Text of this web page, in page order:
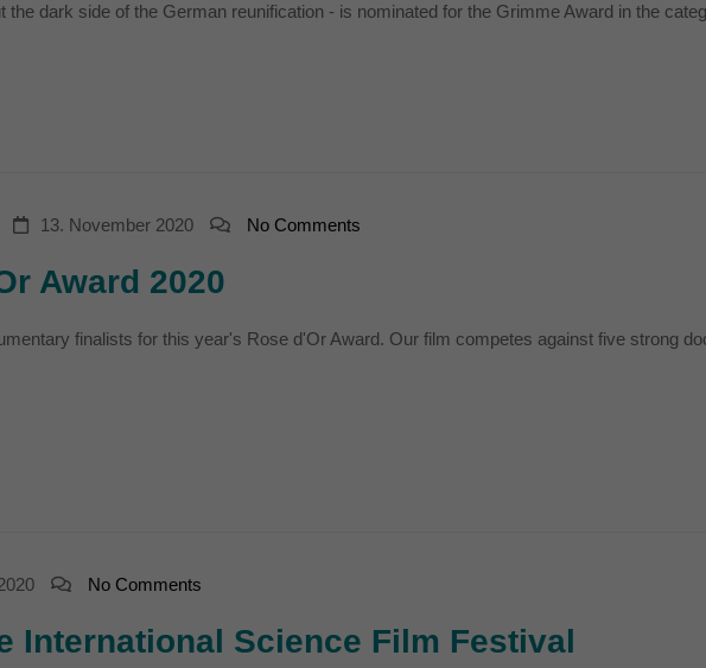
dark side of the German reunification - is nominated for the Grimme Award in the
13. November 2020 No Comments
Award 2020
finalists for this year's Rose d'Or Award. Our film competes against five strong
No Comments
International Science Film Festival